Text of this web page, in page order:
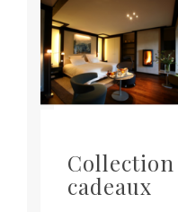
cadeaux